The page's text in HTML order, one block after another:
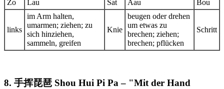
Zo
Lau Sat Aau Bou
links
im Arm halten,
umarmen; ziehen; zu
sich hinziehen,
sammeln, greifen
Knie
beugen oder drehen
um etwas zu
brechen; ziehen;
brechen; pflücken
Schritt
8. 手挥琵琶 Shou Hui Pi Pa – "Mit der Hand